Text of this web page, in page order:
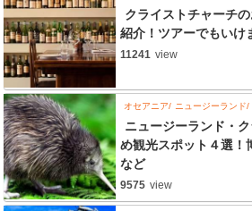
クライストチャーチ
紹介！ツアーでもいけ
11241 view
オセアニア ニュージーランド
ニュージーランド・
め観光スポット４選！
など
9575 view